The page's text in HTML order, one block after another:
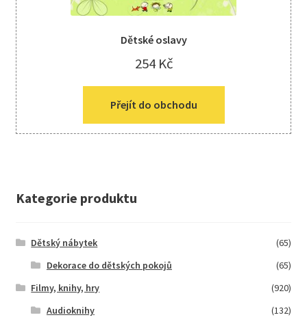
Dětské oslavy
254 Kč
Přejít do obchodu
Kategorie produktu
Dětský nábytek
(65)
Dekorace do dětských pokojů
(65)
Filmy, knihy, hry
(920)
Audioknihy
(132)